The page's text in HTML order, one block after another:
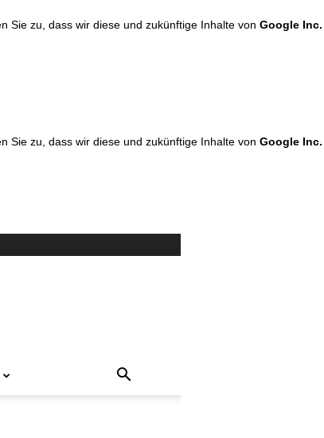
Sie zu, dass wir diese und zukünftige Inhalte von Google Inc.
Sie zu, dass wir diese und zukünftige Inhalte von Google Inc.